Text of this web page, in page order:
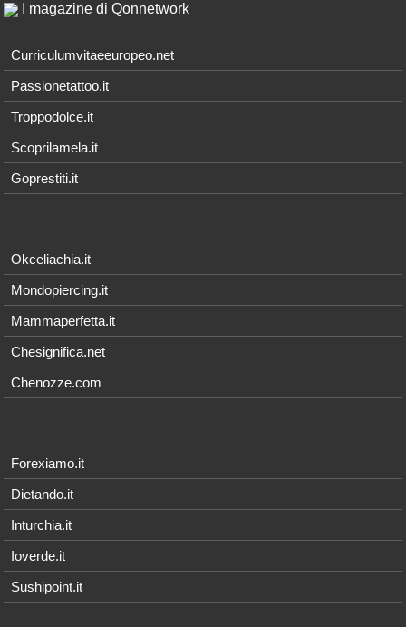
I magazine di Qonnetwork
Curriculumvitaeeuropeo.net
Passionetattoo.it
Troppodolce.it
Scoprilamela.it
Goprestiti.it
Okceliachia.it
Mondopiercing.it
Mammaperfetta.it
Chesignifica.net
Chenozze.com
Forexiamo.it
Dietando.it
Inturchia.it
Ioverde.it
Sushipoint.it